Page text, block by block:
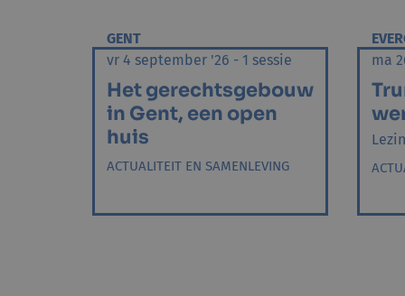
GENT
vr 4 september '26 - 1 sessie
Het gerechtsgebouw
in Gent, een open
huis
ACTUALITEIT EN SAMENLEVING
ma